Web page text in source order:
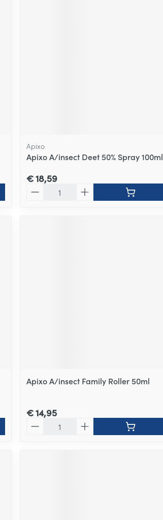
Apixo
Apixo A/insect Deet 50% Spray 100ml
€ 18,59
Apixo A/insect Family Roller 50ml
€ 14,95